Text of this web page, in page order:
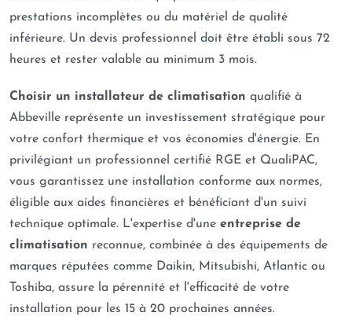
prestations incomplètes ou du matériel de qualité
inférieure. Un devis professionnel doit être établi sous 72
heures et rester valable au minimum 3 mois.
Choisir un installateur de climatisation qualifié à
Abbeville représente un investissement stratégique pour
votre confort thermique et vos économies d'énergie. En
privilégiant un professionnel certifié RGE et QualiPAC,
vous garantissez une installation conforme aux normes,
éligible aux aides financières et bénéficiant d'un suivi
technique optimale. L'expertise d'une entreprise de
climatisation reconnue, combinée à des équipements de
marques réputées comme Daikin, Mitsubishi, Atlantic ou
Toshiba, assure la pérennité et l'efficacité de votre
installation pour les 15 à 20 prochaines années.